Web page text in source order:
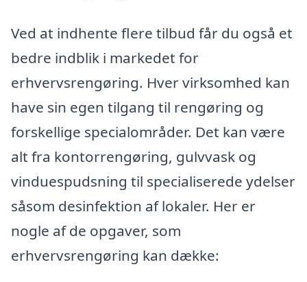
Ved at indhente flere tilbud får du også et
bedre indblik i markedet for
erhvervsrengøring. Hver virksomhed kan
have sin egen tilgang til rengøring og
forskellige specialområder. Det kan være
alt fra kontorrengøring, gulvvask og
vinduespudsning til specialiserede ydelser
såsom desinfektion af lokaler. Her er
nogle af de opgaver, som
erhvervsrengøring kan dække: